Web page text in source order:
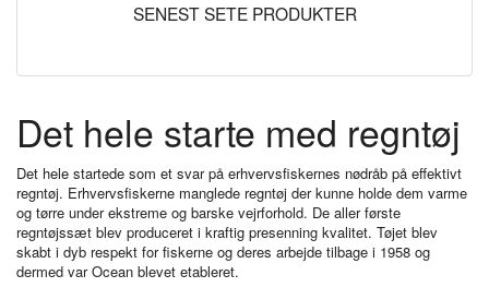
SENEST SETE PRODUKTER
Det hele starte med regntøj
Det hele startede som et svar på erhvervsfiskernes nødråb på effektivt
regntøj. Erhvervsfiskerne manglede regntøj der kunne holde dem varme
og tørre under ekstreme og barske vejrforhold. De aller første
regntøjssæt blev produceret i kraftig presenning kvalitet. Tøjet blev
skabt i dyb respekt for fiskerne og deres arbejde tilbage i 1958 og
dermed var Ocean blevet etableret.